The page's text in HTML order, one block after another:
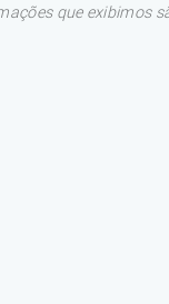
que exibimos